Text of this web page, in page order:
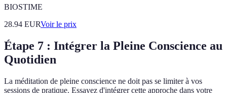
BIOSTIME
28.94 EURVoir le prix
Étape 7 : Intégrer la Pleine Conscience au
Quotidien
La méditation de pleine conscience ne doit pas se limiter à vos
sessions de pratique. Essayez d'intégrer cette approche dans votre